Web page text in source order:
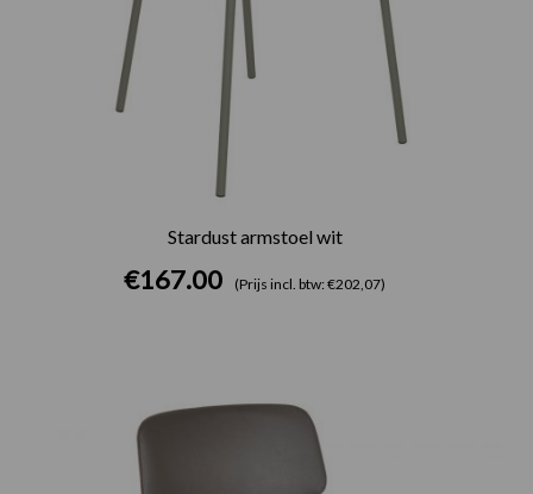
Stardust armstoel wit
€167.00 (Prijs incl. btw: €202,07)